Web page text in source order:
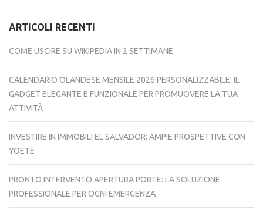
ARTICOLI RECENTI
COME USCIRE SU WIKIPEDIA IN 2 SETTIMANE
CALENDARIO OLANDESE MENSILE 2026 PERSONALIZZABILE: IL
GADGET ELEGANTE E FUNZIONALE PER PROMUOVERE LA TUA
ATTIVITÀ
INVESTIRE IN IMMOBILI EL SALVADOR: AMPIE PROSPETTIVE CON
YOETE
PRONTO INTERVENTO APERTURA PORTE: LA SOLUZIONE
PROFESSIONALE PER OGNI EMERGENZA